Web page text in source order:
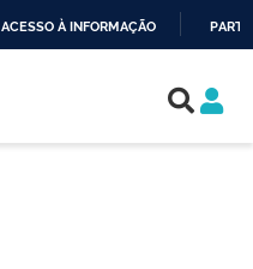
ACESSO À INFORMAÇÃO